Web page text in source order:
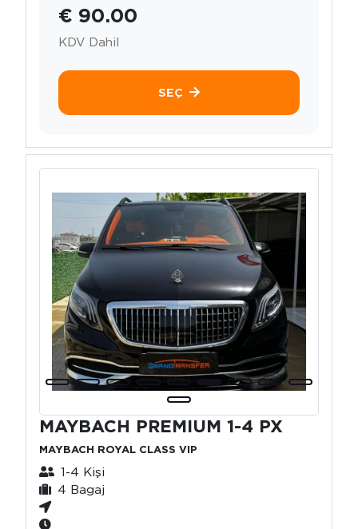
€ 90.00
KDV Dahil
SEÇ
MAYBACH PREMIUM 1-4 PX
MAYBACH ROYAL CLASS VIP
1-4 Kişi
4 Bagaj